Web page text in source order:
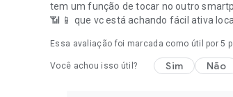
tem um função de tocar no outro
📶 📱 que vc está achando fácil ativa
Essa avaliação foi marcada como útil por5
Você achou isso útil? Sim Não